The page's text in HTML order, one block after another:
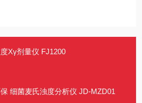
Xγ剂量仪 FJ1200
细菌麦氏浊度分析仪 JD-MZD01